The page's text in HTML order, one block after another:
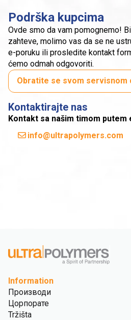
Podrška kupcima
Ovde smo da vam pomognemo!
zahteve, molimo vas da se ne
e-poruku ili prosledite kontakt
ćemo odmah odgovoriti.
Obratite se svom servisnom
Kontaktirajte nas
Kontakt sa našim timom putem
info@ultrapolymers.com
Information
Производи
Цорпорате
Tržišta